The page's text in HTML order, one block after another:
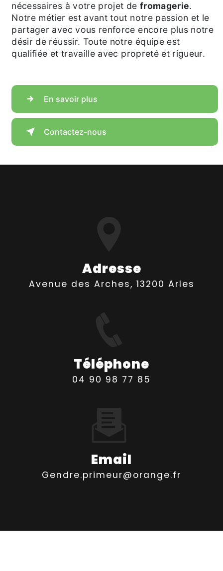
nécessaires à votre projet de fromagerie.
Notre métier est avant tout notre passion et le
partager avec vous renforce encore plus notre
désir de réussir. Toute notre équipe est
qualifiée et travaille avec propreté et rigueur.
En savoir plus
Contactez-nous
Adresse
Avenue des Arches, 13200 Arles
Téléphone
04 90 98 77 85
Email
gendre.primeur@orange.fr